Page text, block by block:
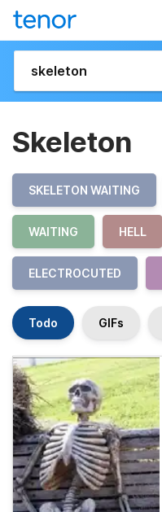
Skeleton
SKELETON WAITING
WAITING HELL
ELECTROCUTED
Todo GIFs